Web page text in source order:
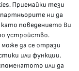
№5
Приемайки тези
ни да
поведението Ви
устройство.
да се отрази
или функции.
или да